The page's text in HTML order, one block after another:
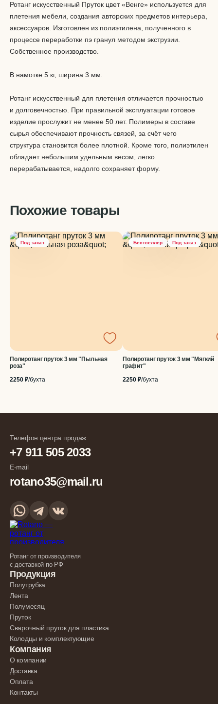
Ротанг искусственный Пруток цвет «Венге» используется для
плетения мебели, создания авторских предметов интерьера,
аксессуаров. Изготовлен из полиэтилена, полученного в
процессе переработки пэ гранул методом экструзии.
Собственное производство.
В намотке 5 кг, ширина 3 мм.
Ротанг искусственный для плетения отличается прочностью
и долговечностью. При правильной эксплуатации готовое
изделие прослужит не менее 50 лет. Полимеры в составе
сырья обеспечивают прочность связей, за счёт чего
структура становится более плотной. Кроме того, полиэтилен
обладает небольшим удельным весом, легко
перерабатывается, надолго сохраняет форму.
Похожие товары
Под заказ
Полиротанг пруток 3 мм "Пыльная
роза"
2250 ₽/бухта
Бестселлер Под заказ
Полиротанг пруток 3 мм "Мягкий
графит"
2250 ₽/бухта
Ротанг от производителя
с доставкой по РФ
Продукция
Полутрубка
Лента
Полумесяц
Пруток
Сварочный пруток для пластика
Колодцы и комплектующие
Компания
О компании
Доставка
Оплата
Контакты
Телефон центра продаж
+7 911 505 2033
E-mail
rotano35@mail.ru